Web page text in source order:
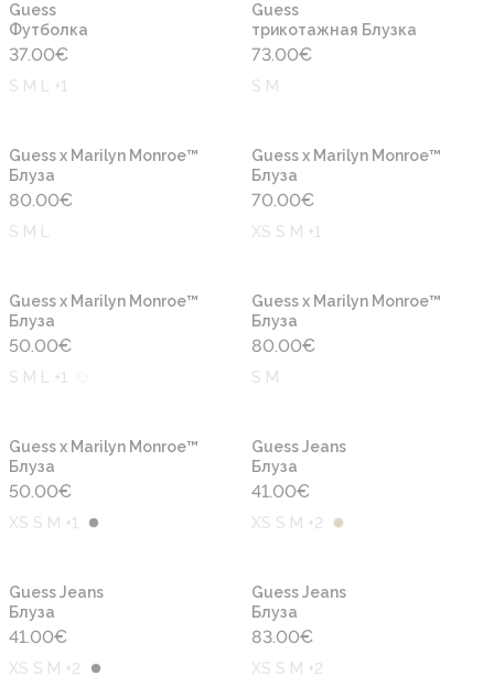
Guess
Футболка
37.00€
S M L +1
Guess
трикотажная Блузка
73.00€
S M
Guess x Marilyn Monroe™
Блуза
80.00€
S M L
Guess x Marilyn Monroe™
Блуза
70.00€
XS S M +1
Guess x Marilyn Monroe™
Блуза
50.00€
S M L +1
Guess x Marilyn Monroe™
Блуза
80.00€
S M
Guess x Marilyn Monroe™
Блуза
50.00€
XS S M +1
Guess Jeans
Блуза
41.00€
XS S M +2
Guess Jeans
Блуза
41.00€
XS S M +2
Guess Jeans
Блуза
83.00€
XS S M +2